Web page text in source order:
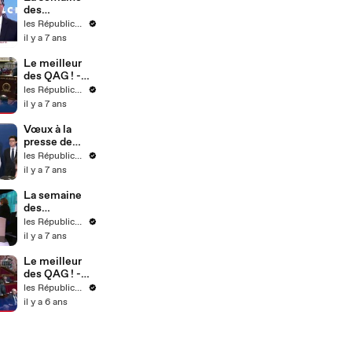
des
Républicains !
- Semaine 4
les Républicains
il y a 7 ans
Le meilleur
des QAG ! -
Semaine 4les Républicains
il y a 7 ans
Vœux à la
presse de
l'équipe
dirigeante - 21
(17)
les Républicains
il y a 7 ans
La semaine
des
Républicains !
- Semaine 3
les Républicains
il y a 7 ans
Le meilleur
des QAG ! -
Semaine 9les Républicains
il y a 6 ans